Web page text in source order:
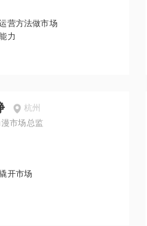
营方法做市场
力
杭州
市场总监
开市场